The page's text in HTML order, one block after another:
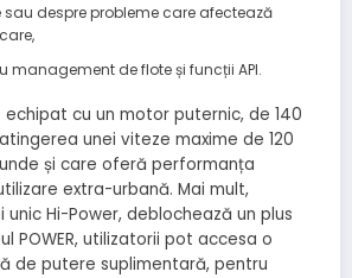
despre probleme care afectează
management de flote și funcții API.
echipat cu un motor puternic, de 140
unei viteze maxime de 120
și care oferă performanța
extra-urbană. Mai mult,
Hi-Power, deblochează un plus
POWER, utilizatorii pot accesa o
de putere suplimentară, pentru